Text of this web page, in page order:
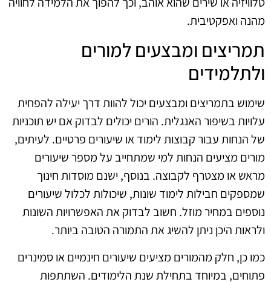
מהנה ואפקטיבית.
תמריצים ומבצעים למורים
ולתלמידים
שימוש בתמריצים ומבצעים יכול להוות דרך יעילה להפחית
עלויות בשיפור האנגלית. הורים יכולים לבדוק אם יש תוכניות
של הנחות עבור קבוצות לימוד או שיעורים פרטיים. לעיתים,
מורים מציעים הנחות למי שמתחייב על מספר שיעורים
מראש או מצטרף לקבוצה. בנוסף, ישנם מוסדות חינוך
שמספקים חבילות לימוד שונות, שיכולות לכלול שיעורים
נוספים במחיר מוזל. חשוב לבדוק את האפשרויות השונות
ולראות היכן ניתן להשיג את התמורה הטובה ביותר.
כמו כן, חלק מהמורים מציעים שיעורים חינמיים או סמינרים
פתוחים, במיוחד בתחילת שנת הלימודים. השתתפות